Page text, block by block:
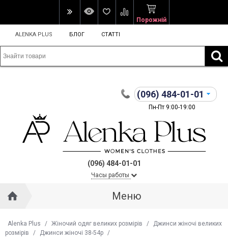
Порожній
ALENKA PLUS БЛОГ СТАТТІ
(096) 484-01-01
Пн-Пт 9:00-19:00
(096) 484-01-01
Часы работы
Меню
Alenka Plus / Жіночий одяг великих розмірів /
Джинси жіночі великих
розмірів
/ Джинси жіночі 38-54р /